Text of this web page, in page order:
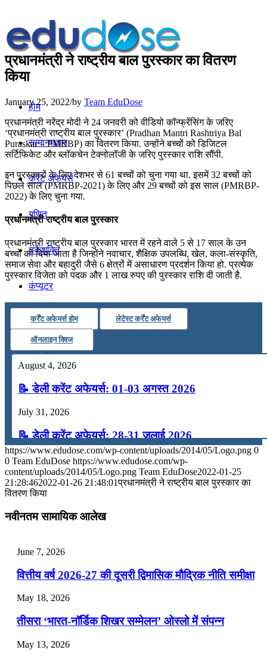
होम
सामान्यज्ञान
करेंट अफेयर्स
गणित
तर्कशक्ति
कंप्यूटर
अंग्रेजी
मॉक टेस्ट
टुडेज जीके
Menu Menu
प्रधानमंत्री ने राष्ट्रीय बाल पुरस्कार का वितरण
किया
January 25, 2022/by Team EduDose
प्रधानमंत्री नरेंद्र मोदी ने 24 जनवरी को वीडियो कॉन्फ्रेंसिंग के जरिए
‘प्रधानमंत्री राष्ट्रीय बाल पुरस्कार’ (Pradhan Mantri Rashtriya Bal
Puraskar – PMRBP) का वितरण किया. उन्होंने बच्चों को डिजिटल
सर्टिफिकेट और ब्लॉकचेन टेक्नोलॉजी के जरिए पुरस्कार राशि सौंपी.
इन पुरस्कारों के लिए देशभर से 61 बच्चों को चुना गया था. इसमें 32 बच्चों को
पिछले साल (PMRBP-2021) के लिए और 29 बच्चों को इस साल (PMRBP-
2022) के लिए चुना गया.
प्रधानमंत्री राष्ट्रीय बाल पुरस्कार
प्रधानमंत्री राष्ट्रीय बाल पुरस्कार भारत में रहने वाले 5 से 17 साल के उन
बच्चों को दिया जाता है जिन्होंने नवाचार, शैक्षिक उपलब्धि, खेल, कला-संस्कृति,
समाज सेवा और बहादुरी जैसे 6 क्षेत्रों में असाधारण प्रदर्शन किया हो. प्रत्येक
पुरस्कार विजेता को पदक और 1 लाख रुपए की पुरस्कार राशि दी जाती है.
कर्रेंट अफेयर्स होम लेटेस्ट कर्रेंट अफेयर्स
ऑनलाइन क्विज
August 4, 2026
📝 डेली करेंट अफेयर्स: 01-03 अगस्त 2026
July 31, 2026
📝 डेली करेंट अफेयर्स: 28-31 जुलाई 2026
July 28, 2026
📝 डेली करेंट अफेयर्स: 25-27 जुलाई 2026
July 22, 2026
📝 डेली करेंट अफेयर्स: 19-21 जुलाई 2026
July 19, 2026
📝 डेली करेंट अफेयर्स: 16-18 जुलाई 2026
July 16, 2026
https://www.edudose.com/wp-content/uploads/2014/05/Logo.png 0
0 Team EduDose https://www.edudose.com/wp-
content/uploads/2014/05/Logo.png Team EduDose2022-01-25
21:28:462022-01-26 21:48:01प्रधानमंत्री ने राष्ट्रीय बाल पुरस्कार का
वितरण किया
नवीनतम सामायिक आलेख
June 7, 2026
वित्तीय वर्ष 2026-27 की दूसरी द्विमासिक मौद्रिक नीति समीक्षा
May 18, 2026
तीसरा ‘भारत-नॉर्डिक शिखर सम्मेलन’ ओस्लो में संपन्न
May 13, 2026